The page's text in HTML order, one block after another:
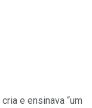
cria e ensinava “um